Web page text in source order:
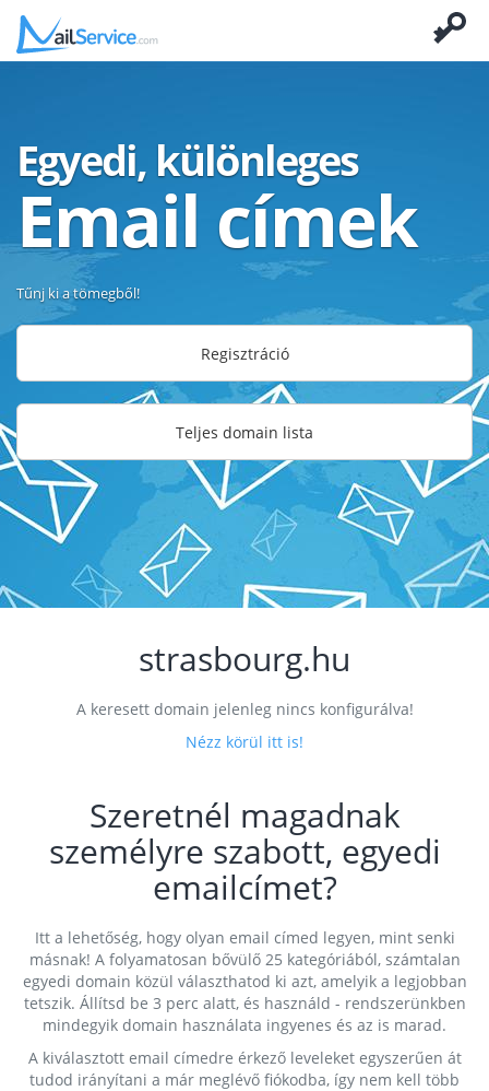
Egyedi, különleges
Email címek
Tűnj ki a tömegből!
Regisztráció
Teljes domain lista
strasbourg.hu
A keresett domain jelenleg nincs konfigurálva!
Nézz körül itt is!
Szeretnél magadnak
személyre szabott, egyedi
emailcímet?
Itt a lehetőség, hogy olyan email címed legyen, mint senki
másnak! A folyamatosan bővülő 25 kategóriából, számtalan
egyedi domain közül választhatod ki azt, amelyik a legjobban
tetszik. Állítsd be 3 perc alatt, és használd - rendszerünkben
mindegyik domain használata ingyenes és az is marad.
A kiválasztott email címedre érkező leveleket egyszerűen át
tudod irányítani a már meglévő fiókodba, így nem kell több